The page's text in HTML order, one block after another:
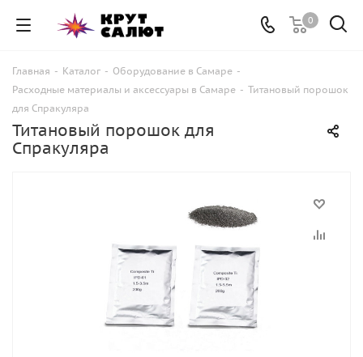
0
Главная - Каталог - Оборудование в Самаре -
Расходные материалы и аксессуары в Самаре - Титановый порошок
для Спракуляра
Титановый порошок для
Спракуляра